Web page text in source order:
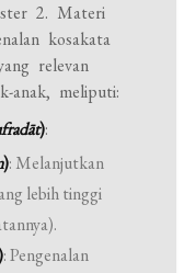
2. Materi
kosakata
relevan
anak, meliputi:
):
): Melanjutkan
lebih tinggi
: Pengenalan